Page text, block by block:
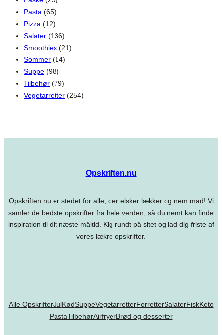
Pasta (65)
Pizza (12)
Salater (136)
Smoothies (21)
Sommer (14)
Suppe (98)
Tilbehør (79)
Vegetarretter (254)
Opskriften.nu
Opskriften.nu er stedet for alle, der elsker lækker og nem mad! Vi
samler de bedste opskrifter fra hele verden, så du nemt kan finde
inspiration til dit næste måltid. Kig rundt på sitet og lad dig friste af
vores lækre opskrifter.
Alle OpskrifterJulKødSuppeVegetarretterForretterSalaterFiskKeto
PastaTilbehørAirfryerBrød og desserter